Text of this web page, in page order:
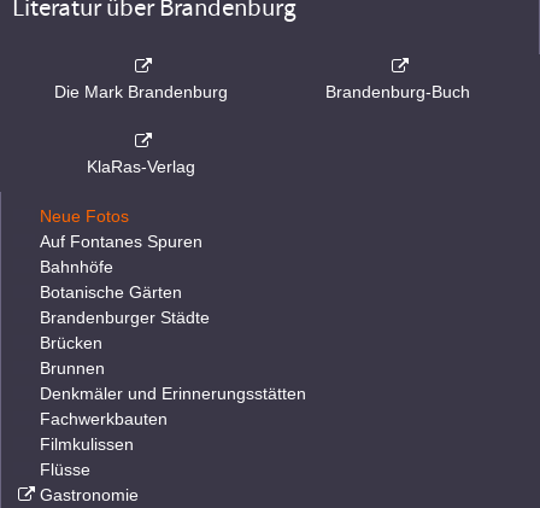
Literatur über Brandenburg
Die Mark Brandenburg Brandenburg-Buch
KlaRas-Verlag
Neue Fotos
Auf Fontanes Spuren
Bahnhöfe
Botanische Gärten
Brandenburger Städte
Brücken
Brunnen
Denkmäler und Erinnerungsstätten
Fachwerkbauten
Filmkulissen
Flüsse
Gastronomie